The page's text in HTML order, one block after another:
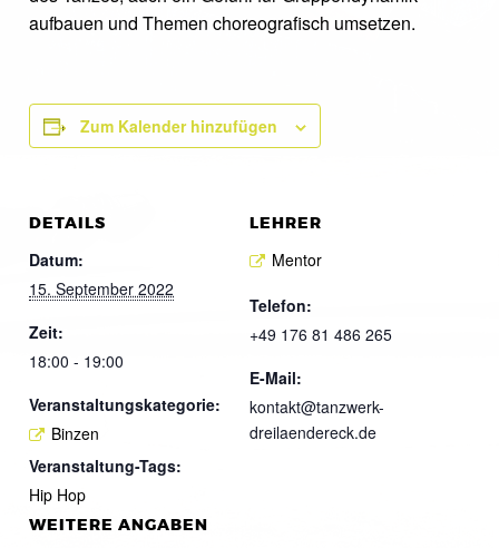
aufbauen und Themen choreografisch umsetzen.
Zum Kalender hinzufügen
DETAILS
Datum:
15. September 2022
Zeit:
18:00 - 19:00
Veranstaltungskategorie:
Binzen
Veranstaltung-Tags:
Hip Hop
LEHRER
Mentor
Telefon:
+49 176 81 486 265
E-Mail:
kontakt@tanzwerk-
dreilaendereck.de
WEITERE ANGABEN